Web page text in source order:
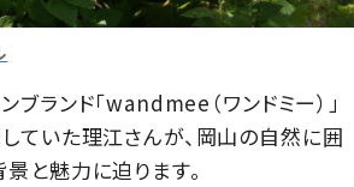
ランド「wandmee（ワンドミー）」
ていた理江さんが、岡山の自然に囲
と魅力に迫ります。